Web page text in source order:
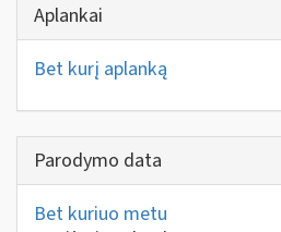
Aplankai
Bet kurį aplanką
Parodymo data
Bet kuriuo metu